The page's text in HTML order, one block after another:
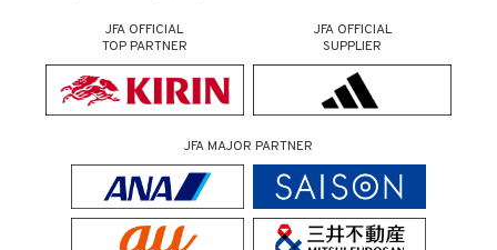
JFA OFFICIAL
TOP PARTNER
JFA OFFICIAL
SUPPLIER
JFA MAJOR PARTNER